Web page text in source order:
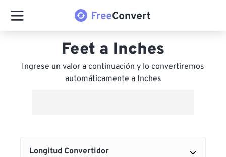
Feet a Inches
Ingrese un valor a continuación y lo convertiremos
automáticamente a Inches